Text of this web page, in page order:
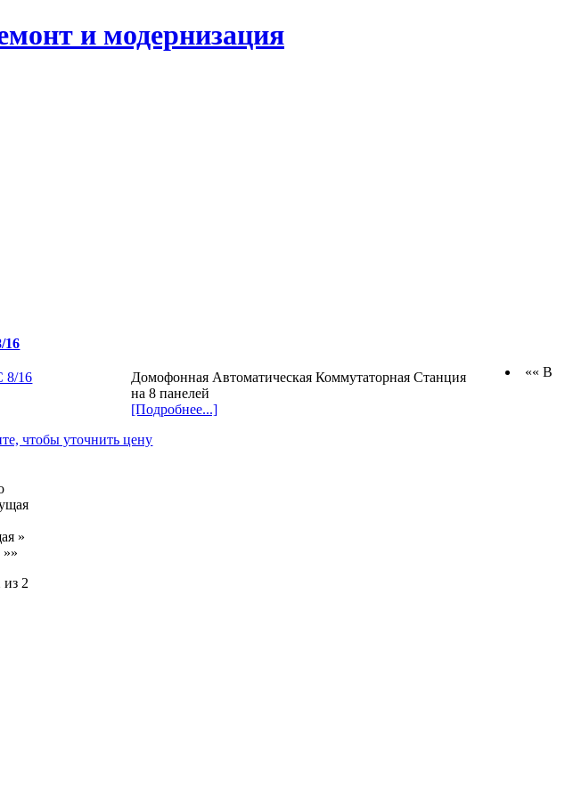
и модернизация
Домофонная Автоматическая Коммутаторная Станция
на 8 панелей
[Подробнее...]
чтобы уточнить цену
«« В
»
из 2